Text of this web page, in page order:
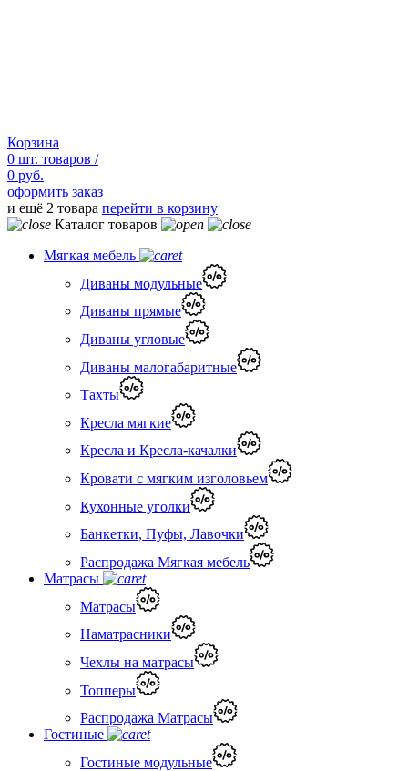
Корзина
0 шт. товаров /
0 руб.
оформить заказ
и ещё 2 товара перейти в корзину
Каталог товаров
Мягкая мебель
Диваны модульные
Диваны прямые
Диваны угловые
Диваны малогабаритные
Тахты
Кресла мягкие
Кресла и Кресла-качалки
Кровати с мягким изголовьем
Кухонные уголки
Банкетки, Пуфы, Лавочки
Распродажа Мягкая мебель
Матрасы
Матрасы
Наматрасники
Чехлы на матрасы
Топперы
Распродажа Матрасы
Гостиные
Гостиные модульные